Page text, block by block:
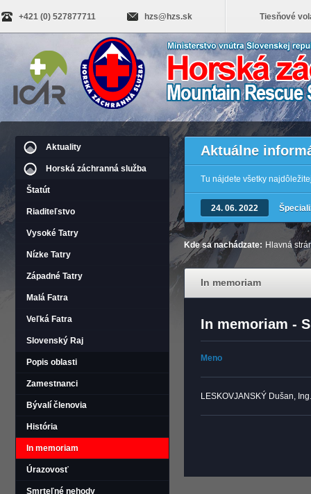
+421 (0) 527877711 hzs@hzs.sk Tiesňové
Aktuality
Horská záchranná služba
Štatút
Riaditeľstvo
Vysoké Tatry
Nízke Tatry
Západné Tatry
Malá Fatra
Veľká Fatra
Slovenský Raj
Popis oblasti
Zamestnanci
Bývalí členovia
História
In memoriam
Úrazovosť
Smrteľné nehody
Aktuálne
Tu nájdete všetky
24. 06. 2022
Kde sa nachádzate: Hlavná
In memoriam
In memoriam -
Meno
LESKOVJANSKÝ Dušan, Ing.